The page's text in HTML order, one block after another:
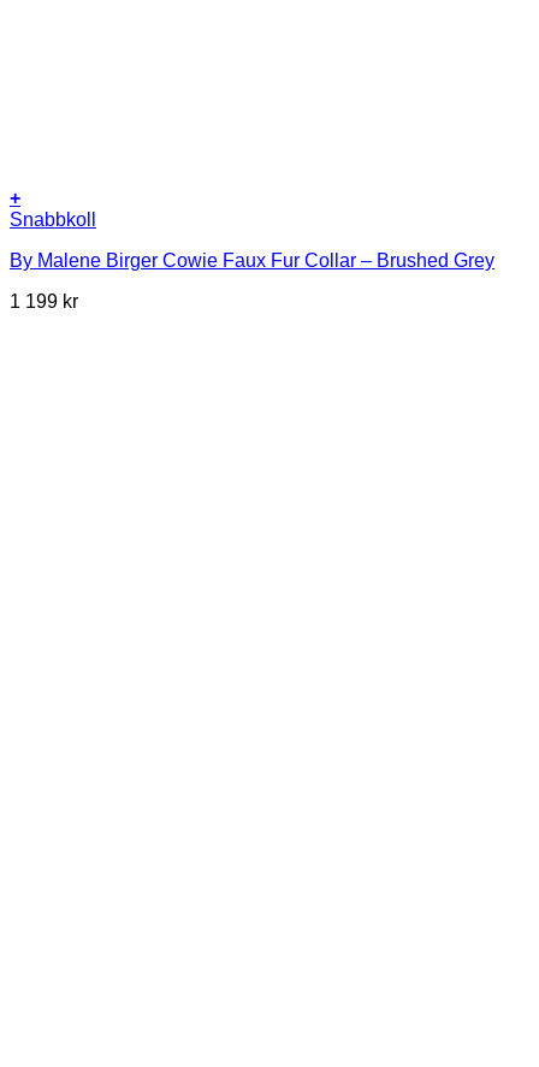
+
Snabbkoll
By Malene Birger Cowie Faux Fur Collar – Brushed Grey
1 199 kr